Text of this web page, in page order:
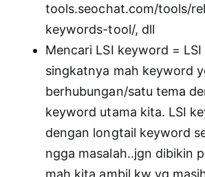
tools.seochat.com/tools/
keywords-tool/, dll
Mencari LSI keyword =
singkatnya mah keyword
berhubungan/satu tema
keyword utama kita. LSI
dengan longtail keyword
ngga masalah..jgn dibikin
mah kita ambil kw yg